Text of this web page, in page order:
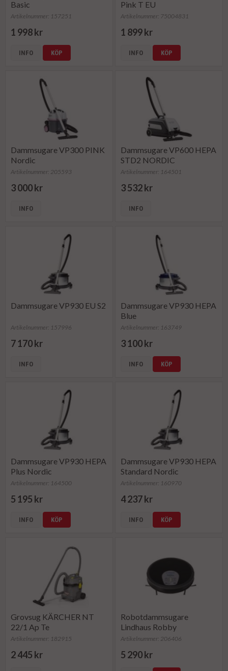
Basic
Artikelnummer: 157251
1 998 kr
INFO KÖP
Pink T EU
Artikelnummer: 75004831
1 899 kr
INFO KÖP
Dammsugare VP300 PINK
Nordic
Artikelnummer: 205593
3 000 kr
INFO
Dammsugare VP600 HEPA
STD2 NORDIC
Artikelnummer: 164501
3 532 kr
INFO
Dammsugare VP930 EU S2
Artikelnummer: 157996
7 170 kr
INFO
Dammsugare VP930 HEPA
Blue
Artikelnummer: 163749
3 100 kr
INFO KÖP
Dammsugare VP930 HEPA
Plus Nordic
Artikelnummer: 164500
5 195 kr
INFO KÖP
Dammsugare VP930 HEPA
Standard Nordic
Artikelnummer: 160970
4 237 kr
INFO KÖP
Grovsug KÄRCHER NT
22/1 Ap Te
Artikelnummer: 182915
2 445 kr
Robotdammsugare
Lindhaus Robby
Artikelnummer: 206406
5 290 kr